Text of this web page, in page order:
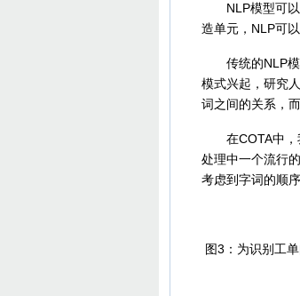
NLP模型可以
造单元，NLP可
传统的NLP模
模式兴起，研究
词之间的关系，
在COTA中，我
处理中一个流行
考虑到字词的顺
图3：为识别工